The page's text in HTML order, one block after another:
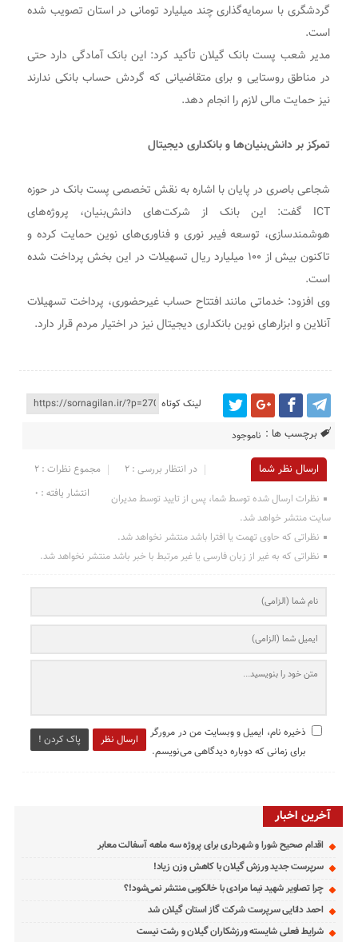
گردشگری با سرمایه‌گذاری چند میلیارد تومانی در استان تصویب شده
است.
مدیر شعب پست بانک گیلان تأکید کرد: این بانک آمادگی دارد حتی
در مناطق روستایی و برای متقاضیانی که گردش حساب بانکی ندارند
نیز حمایت مالی لازم را انجام دهد.
تمرکز بر دانش‌بنیان‌ها و بانکداری دیجیتال
شجاعی باصری در پایان با اشاره به نقش تخصصی پست بانک در حوزه
ICT گفت: این بانک از شرکت‌های دانش‌بنیان، پروژه‌های
هوشمندسازی، توسعه فیبر نوری و فناوری‌های نوین حمایت کرده و
تاکنون بیش از ۱۰۰ میلیارد ریال تسهیلات در این بخش پرداخت شده
است.
وی افزود: خدماتی مانند افتتاح حساب غیرحضوری، پرداخت تسهیلات
آنلاین و ابزارهای نوین بانکداری دیجیتال نیز در اختیار مردم قرار دارد.
لینک کوتاه
برچسب ها : ناموجود
ارسال نظر شما مجموع نظرات : 2
در انتظار بررسی : 2
انتشار یافته : ۰
نظرات ارسال شده توسط شما، پس از تایید توسط مدیران
سایت منتشر خواهد شد.
نظراتی که حاوی تهمت یا افترا باشد منتشر نخواهد شد.
نظراتی که به غیر از زبان فارسی یا غیر مرتبط با خبر باشد منتشر نخواهد شد.
ارسال نظر پاک کردن !
ذخیره نام، ایمیل و وبسایت من در مرورگر
برای زمانی که دوباره دیدگاهی می‌نویسم.
آخرین اخبار
اقدام صحیح شورا و شهرداری برای پروژه سه ماهه آسفالت معابر
سرپرست جدید ورزش گیلان با کاهش وزن زیاد!
چرا تصاویر شهید نیما مرادی با خالکوبی منتشر نمی‌شود!؟
احمد دانایی سرپرست شرکت گاز استان گیلان شد
شرایط فعلی شایسته ورزشکاران گیلان و رشت نیست